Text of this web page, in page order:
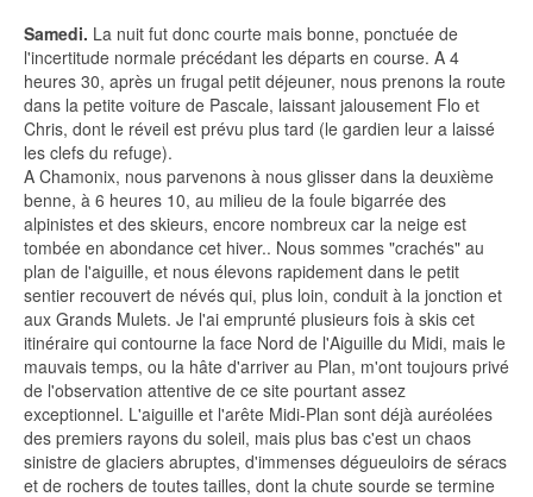
Samedi. La nuit fut donc courte mais bonne, ponctuée de
l'incertitude normale précédant les départs en course. A 4
heures 30, après un frugal petit déjeuner, nous prenons la route
dans la petite voiture de Pascale, laissant jalousement Flo et
Chris, dont le réveil est prévu plus tard (le gardien leur a laissé
les clefs du refuge).
A Chamonix, nous parvenons à nous glisser dans la deuxième
benne, à 6 heures 10, au milieu de la foule bigarrée des
alpinistes et des skieurs, encore nombreux car la neige est
tombée en abondance cet hiver.. Nous sommes "crachés" au
plan de l'aiguille, et nous élevons rapidement dans le petit
sentier recouvert de névés qui, plus loin, conduit à la jonction et
aux Grands Mulets. Je l'ai emprunté plusieurs fois à skis cet
itinéraire qui contourne la face Nord de l'Aiguille du Midi, mais le
mauvais temps, ou la hâte d'arriver au Plan, m'ont toujours privé
de l'observation attentive de ce site pourtant assez
exceptionnel. L'aiguille et l'arête Midi-Plan sont déjà auréolées
des premiers rayons du soleil, mais plus bas c'est un chaos
sinistre de glaciers abruptes, d'immenses dégueuloirs de séracs
et de rochers de toutes tailles, dont la chute sourde se termine